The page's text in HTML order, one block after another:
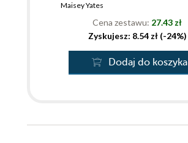
Maisey Yates
Cena zestawu: 27.43 zł
Zyskujesz: 8.54 zł (-24%)
Dodaj do koszyka